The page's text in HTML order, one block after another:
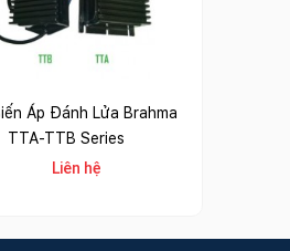
Áp Đánh Lửa Brahma
TTA-TTB Series
Liên hệ